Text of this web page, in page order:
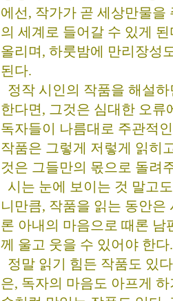
에선, 작가가 곧 세상만물을
의 세계로 들어갈 수 있게
올리며, 하룻밤에 만리장성
된다.
정작 시인의 작품을 해설
한다면, 그것은 심대한 오류
독자들이 나름대로 주관적
작품은 그렇게 저렇게 읽히
것은 그들만의 몫으로 돌려
시는 눈에 보이는 것 말고
니만큼, 작품을 읽는 동안은
론 아내의 마음으로 때론
께 울고 웃을 수 있어야 한다.
정말 읽기 힘든 작품도 있
은, 독자의 마음도 아프게